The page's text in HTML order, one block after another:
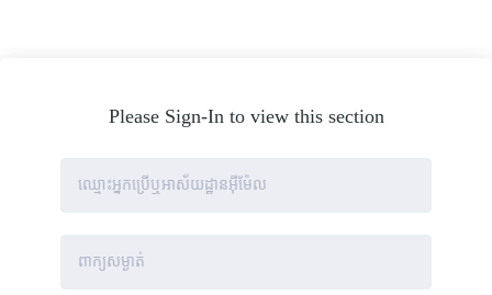
Please Sign-In to view this section